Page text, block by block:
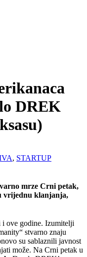
DREK
, STARTUP
mrze Crni petak,
vrijednu klanjanja,
i ove godine. Izumitelji
stvarno znaju
su sablaznili javnost
može. Na Crni petak u